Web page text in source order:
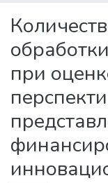
при